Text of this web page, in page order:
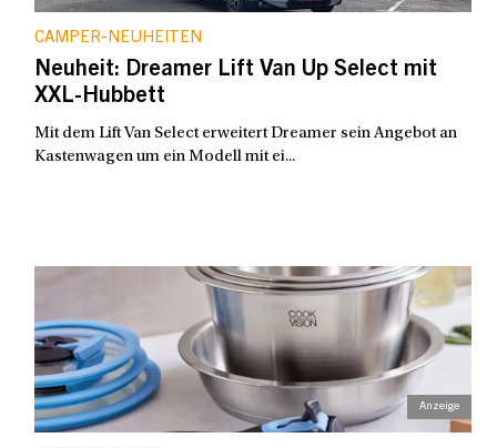
CAMPER-NEUHEITEN
Neuheit: Dreamer Lift Van Up Select mit
XXL-Hubbett
Mit dem Lift Van Select erweitert Dreamer sein Angebot an
Kastenwagen um ein Modell mit ei...